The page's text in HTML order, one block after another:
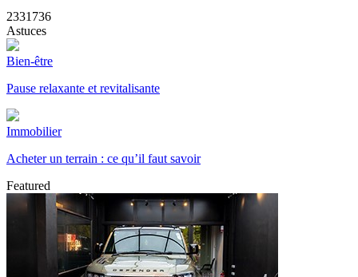
2331736
Astuces
Bien-être
Pause relaxante et revitalisante
Immobilier
Acheter un terrain : ce qu’il faut savoir
Featured